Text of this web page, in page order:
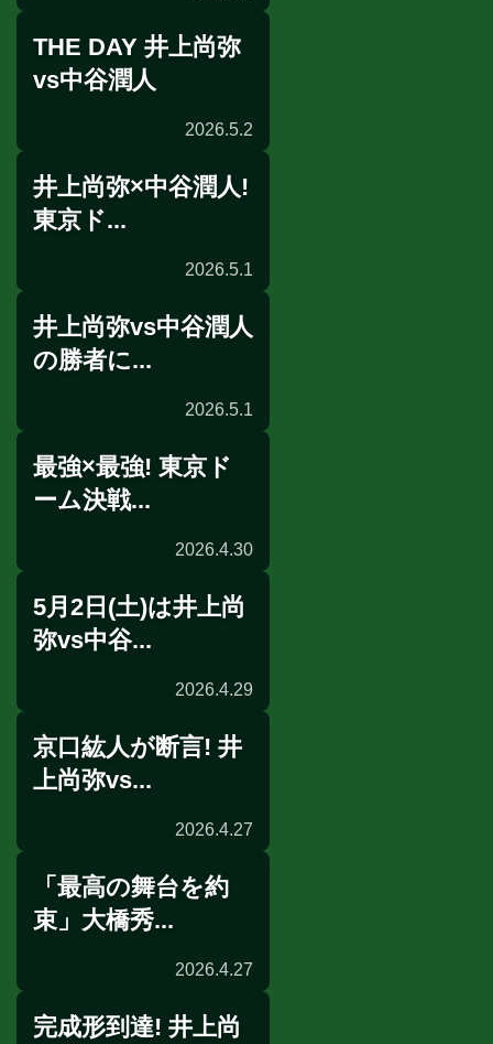
リングサイドの目
試合後談話
THE DAY 井上尚弥
vs中谷潤人
2026.5.2
前日計量
井上尚弥×中谷潤人!
東京ド...
2026.5.1
ニュース
井上尚弥vs中谷潤人
の勝者に...
2026.5.1
記者会見
最強×最強! 東京ド
ーム決戦...
2026.4.30
東京ドーム決戦
5月2日(土)は井上尚
弥vs中谷...
2026.4.29
展開予想
京口紘人が断言! 井
上尚弥vs...
2026.4.27
ニュース
「最高の舞台を約
束」大橋秀...
2026.4.27
完成形到達! 井上尚